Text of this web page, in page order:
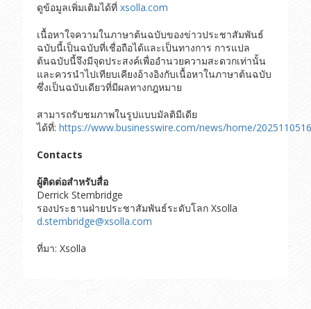
ดูข้อมูลเพิ่มเติมได้ที่ xsolla.com
เนื้อหาใจความในภาษาต้นฉบับของข่าวประชาสัมพันธ์
ฉบับนี้เป็นฉบับที่เชื่อถือได้และเป็นทางการ การแปล
ต้นฉบับนี้จึงมีจุดประสงค์เพื่ออำนวยความสะดวกเท่านั้น
และควรนำไปเทียบเคียงอ้างอิงกับเนื้อหาในภาษาต้นฉบับ
ซึ่งเป็นฉบับเดียวที่มีผลทางกฎหมาย
สามารถรับชมภาพในรูปแบบมัลติมีเดีย
ได้ที่: https://www.businesswire.com/news/home/
Contacts
ผู้ติดต่อสำหรับสื่อ
Derrick Stembridge
รองประธานฝ่ายประชาสัมพันธ์ระดับโลก Xsolla
d.stembridge@xsolla.com
ที่มา: Xsolla